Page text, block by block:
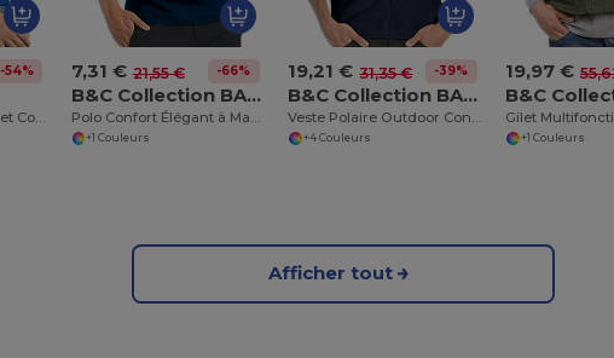
-54% 7,31 € 21,55 € -66%
B&C Collection BA305
+1 Couleurs
19,21 € 31,35 € -39%
B&C Collection BA503
+4 Couleurs
19,97 €
+1 Couleurs
Afficher tout